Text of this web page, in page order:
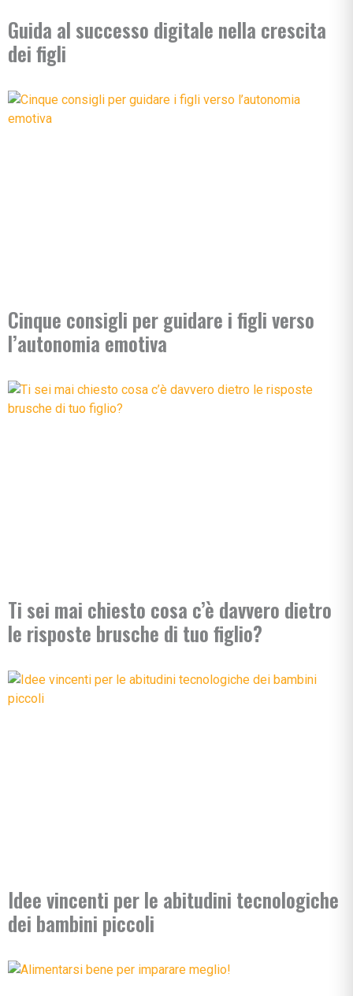
Guida al successo digitale nella crescita
dei figli
Cinque consigli per guidare i figli verso
l’autonomia emotiva
Ti sei mai chiesto cosa c’è davvero dietro
le risposte brusche di tuo figlio?
Idee vincenti per le abitudini tecnologiche
dei bambini piccoli